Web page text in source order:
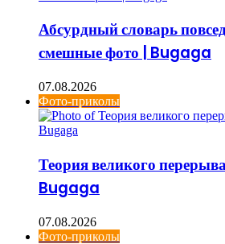
Абсурдный словарь
смешные фото | Bugaga
07.08.2026
Фото-приколы
Теория великого
Bugaga
07.08.2026
Фото-приколы